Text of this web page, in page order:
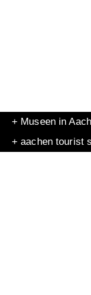
+ Museen in
+ aachen tourist